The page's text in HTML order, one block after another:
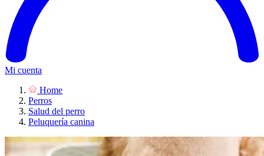
Mi cuenta
Home
Perros
Salud del perro
Peluquería canina